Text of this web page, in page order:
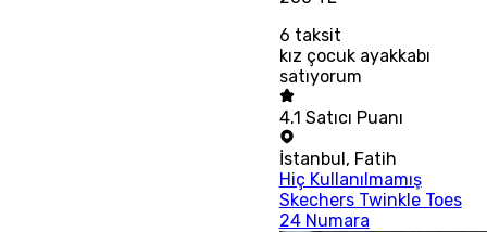
6 taksit
kız çocuk ayakkabı
satıyorum
4.1 Satıcı Puanı
İstanbul, Fatih
Hiç Kullanılmamış
Skechers Twinkle Toes
24 Numara